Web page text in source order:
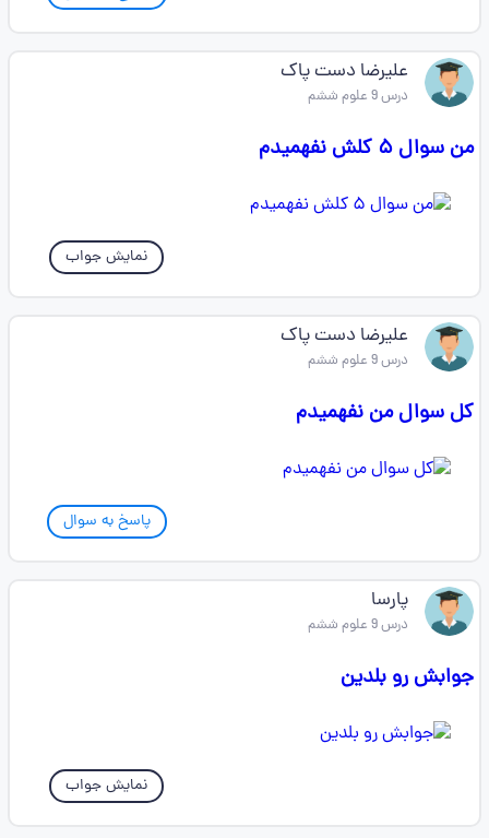
علیرضا دست پاک
درس 9 علوم ششم
من سوال ۵ کلش نفهمیدم
نمایش جواب
علیرضا دست پاک
درس 9 علوم ششم
کل سوال من نفهمیدم
پاسخ به سوال
پارسا
درس 9 علوم ششم
جوابش رو بلدین
نمایش جواب